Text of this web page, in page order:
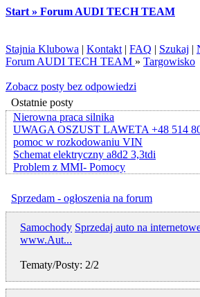
Start » Forum AUDI TECH TEAM
Stajnia Klubowa | Kontakt | FAQ | Szukaj |
Forum AUDI TECH TEAM » Targowisko
Zobacz posty bez odpowiedzi
Ostatnie posty
Nierowna praca silnika
UWAGA OSZUST LAWETA +48 514
pomoc w rozkodowaniu VIN
Schemat elektryczny a8d2 3,3tdi
Problem z MMI- Pomocy
Sprzedam - ogłoszenia na forum
Samochody Sprzedaj auto na
www.Aut...
Tematy/Posty: 2/2